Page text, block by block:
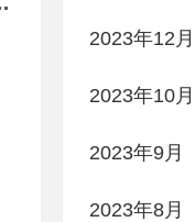
2023年12月
2023年10月
2023年9月
2023年8月